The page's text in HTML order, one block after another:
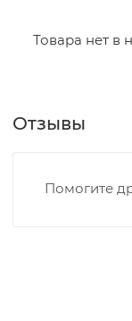
- количества
• Ленина - 65
• Профсоюзная
Товара нет в
Отзывы
Помогите